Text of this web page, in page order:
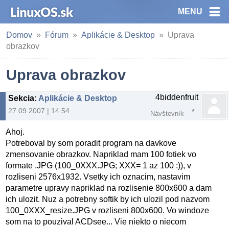
MENU
Domov Fórum Aplikácie & Desktop
Uprava
obrazkov
Uprava obrazkov
Sekcia: Aplikácie & Desktop
27.09.2007 | 14:54
4biddenfruit
Návštevník
Ahoj.
Potreboval by som poradit program na davkove
zmensovanie obrazkov. Napriklad mam 100 fotiek vo
formate .JPG (100_0XXX.JPG; XXX= 1 az 100 :)), v
rozliseni 2576x1932. Vsetky ich oznacim, nastavim
parametre upravy napriklad na rozlisenie 800x600 a dam
ich ulozit. Nuz a potrebny softik by ich ulozil pod nazvom
100_0XXX_resize.JPG v rozliseni 800x600. Vo windoze
som na to pouzival ACDsee... Vie niekto o niecom